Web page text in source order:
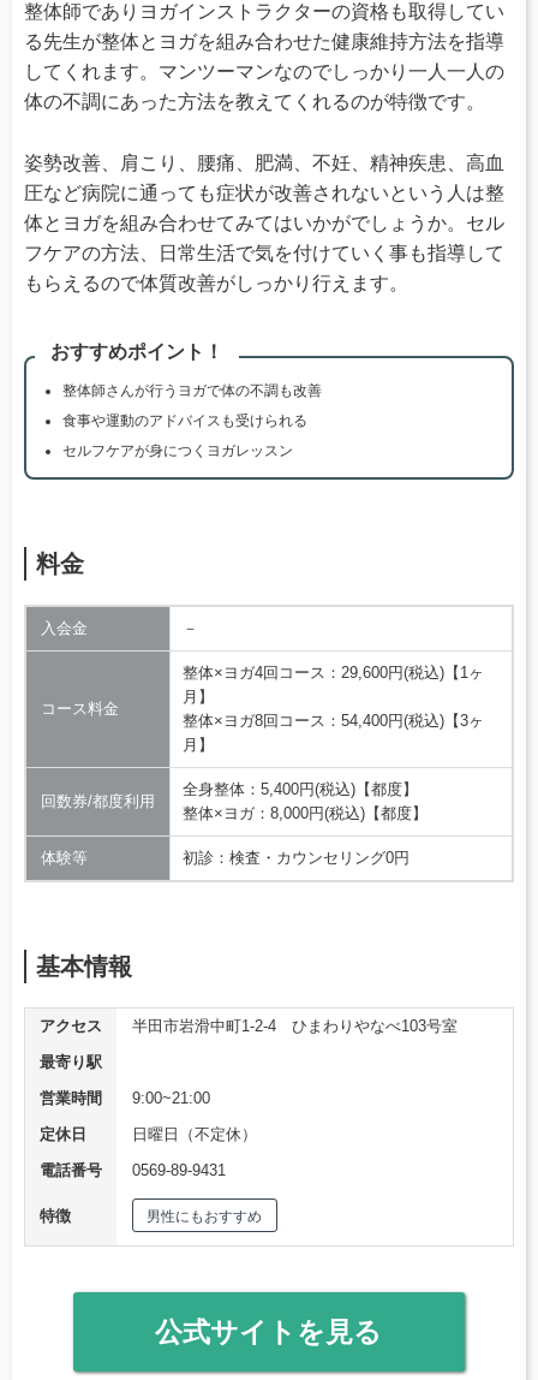
整体師でありヨガインストラクターの資格も取得してい
る先生が整体とヨガを組み合わせた健康維持方法を指導
してくれます。マンツーマンなのでしっかり一人一人の
体の不調にあった方法を教えてくれるのが特徴です。
姿勢改善、肩こり、腰痛、肥満、不妊、精神疾患、高血
圧など病院に通っても症状が改善されないという人は整
体とヨガを組み合わせてみてはいかがでしょうか。セル
フケアの方法、日常生活で気を付けていく事も指導して
もらえるので体質改善がしっかり行えます。
おすすめポイント！
整体師さんが行うヨガで体の不調も改善
食事や運動のアドバイスも受けられる
セルフケアが身につくヨガレッスン
料金
入会金 －
コース料金
整体×ヨガ4回コース：29,600円(税込)【1ヶ
月】
整体×ヨガ8回コース：54,400円(税込)【3ヶ
月】
回数券/都度利用
全身整体：5,400円(税込)【都度】
整体×ヨガ：8,000円(税込)【都度】
体験等 初診：検査・カウンセリング0円
基本情報
アクセス
半田市岩滑中町1-2-4 ひまわりやなべ103号室
最寄り駅
営業時間
9:00~21:00
定休日
日曜日（不定休）
電話番号
0569-89-9431
特徴 男性にもおすすめ
公式サイトを見る